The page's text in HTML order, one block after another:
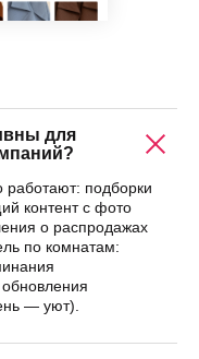
для
работают: подборки
контент с фото
о распродажах
по комнатам:
— уют).